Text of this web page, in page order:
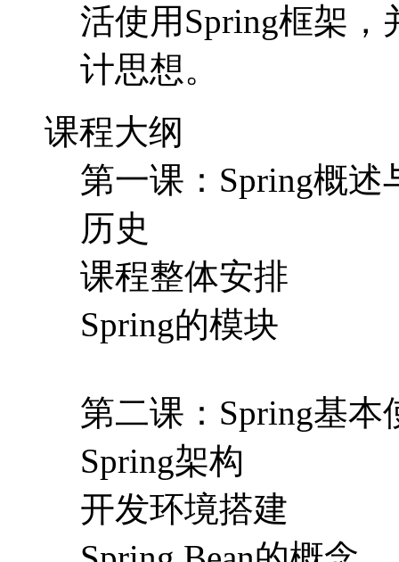
活使用Spring框架，
计思想。
课程大纲
第一课：Spring概
历史
课程整体安排
Spring的模块
第二课：Spring基本
Spring架构
开发环境搭建